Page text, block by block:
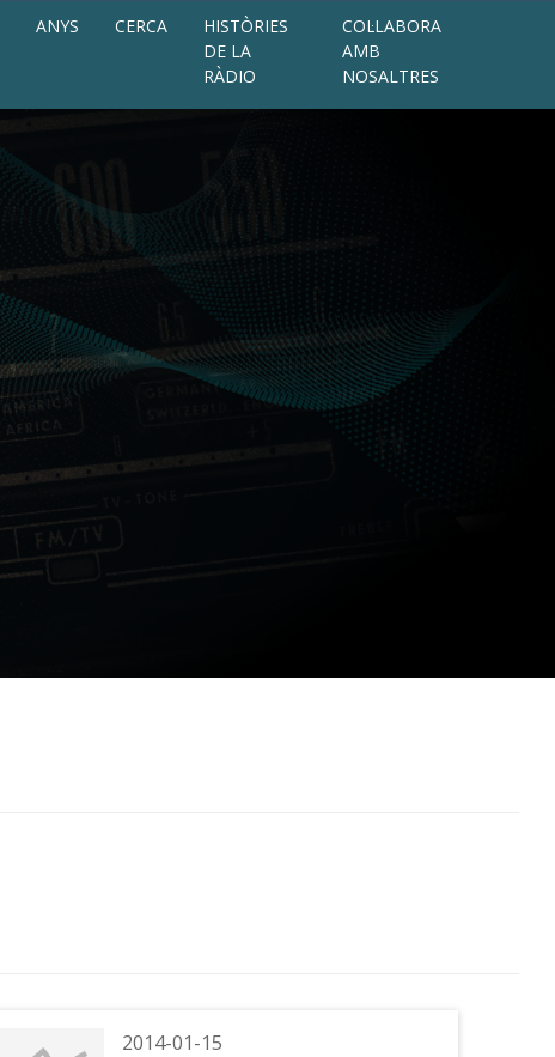
ANYS CERCA
HISTÒRIES
DE LA
RÀDIO
COL·LABORA
AMB
NOSALTRES
2014-01-15